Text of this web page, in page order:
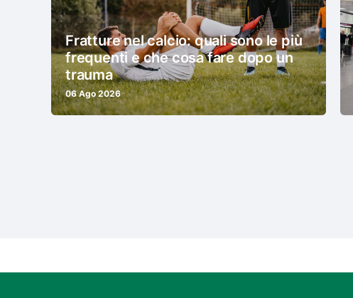
Fratture nel calcio: quali sono le più
frequenti e che cosa fare dopo un
trauma
06 Ago 2026